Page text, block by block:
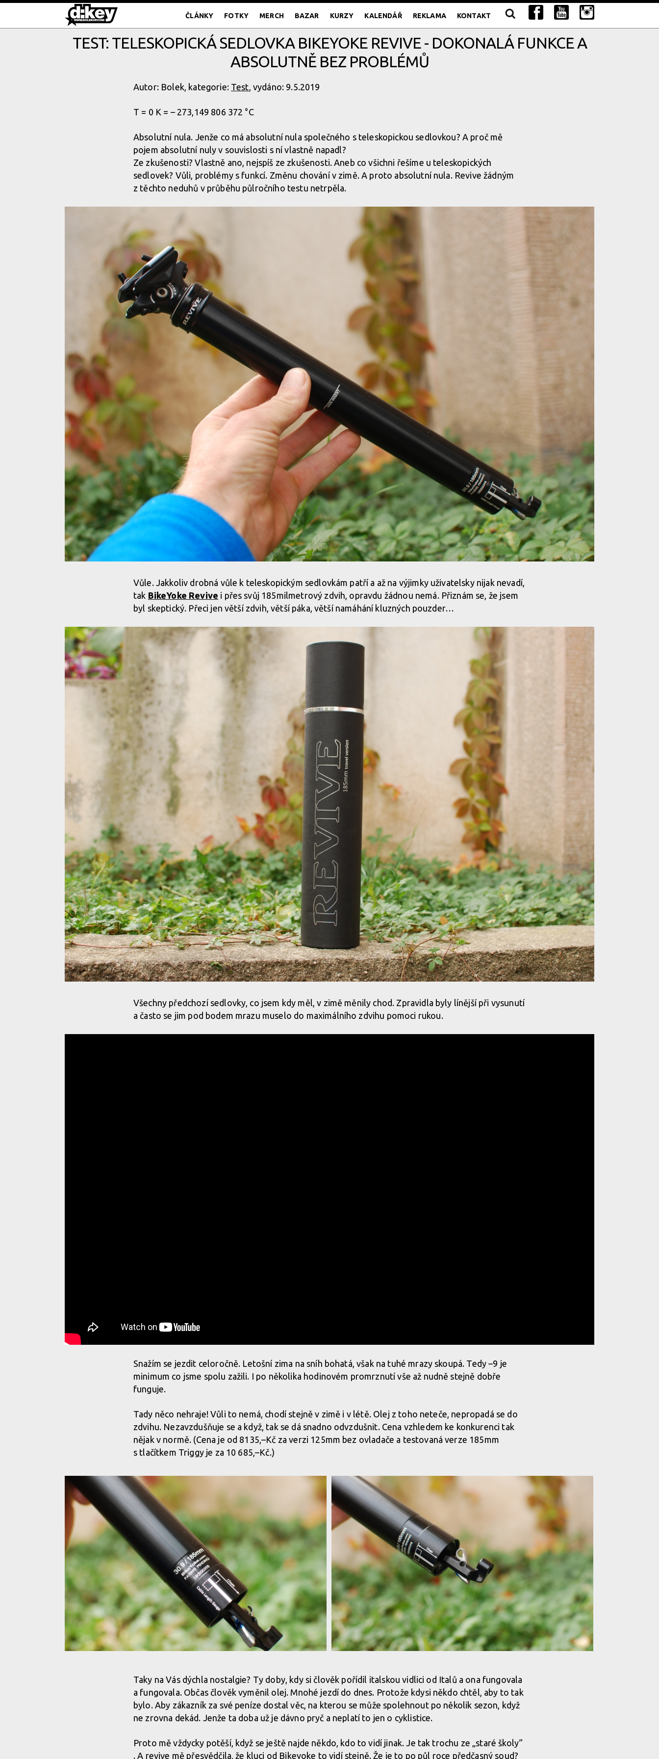
ČLÁNKY FOTKY MERCH BAZAR KURZY KALENDÁŘ REKLAMA KONTAKT
TEST: TELESKOPICKÁ SEDLOVKA BIKEYOKE REVIVE - DOKONALÁ FUNKCE A
ABSOLUTNĚ BEZ PROBLÉMŮ
Autor: Bolek, kategorie: Test, vydáno: 9.5.2019
T = 0 K = – 273,149 806 372 °C
Absolutní nula. Jenže co má absolutní nula společného s teleskopickou sedlovkou? A proč mě
pojem absolutní nuly v souvislosti s ní vlastně napadl?
Ze zkušenosti? Vlastně ano, nejspíš ze zkušenosti. Aneb co všichni řešíme u teleskopických
sedlovek? Vůli, problémy s funkcí. Změnu chování v zimě. A proto absolutní nula. Revive žádným
z těchto neduhů v průběhu půlročního testu netrpěla.
Vůle. Jakkoliv drobná vůle k teleskopickým sedlovkám patří a až na výjimky uživatelsky nijak nevadí,
tak BikeYoke Revive i přes svůj 185milmetrový zdvih, opravdu žádnou nemá. Přiznám se, že jsem
byl skeptický. Přeci jen větší zdvih, větší páka, větší namáhání kluzných pouzder…
Všechny předchozí sedlovky, co jsem kdy měl, v zimě měnily chod. Zpravidla byly línější při vysunutí
a často se jim pod bodem mrazu muselo do maximálního zdvihu pomoci rukou.
Snažím se jezdit celoročně. Letošní zima na sníh bohatá, však na tuhé mrazy skoupá. Tedy –9 je
minimum co jsme spolu zažili. I po několika hodinovém promrznutí vše až nudně stejně dobře
funguje.
Tady něco nehraje! Vůli to nemá, chodí stejně v zimě i v létě. Olej z toho neteče, nepropadá se do
zdvihu. Nezavzdušňuje se a když, tak se dá snadno odvzdušnit. Cena vzhledem ke konkurenci tak
nějak v normě. (Cena je od 8135,–Kč za verzi 125mm bez ovladače a testovaná verze 185mm
s tlačítkem Triggy je za 10 685,–Kč.)
Test: teleskopická sedlovka BikeYoke Revive - dokonalá funkce a absolutně bez
Test: teleskopická sedlovka BikeYoke Revive - dokonalá funkce a absolutně bez
problémů
Taky na Vás dýchla nostalgie? Ty doby, kdy si člověk pořídil italskou vidlici od Italů a ona fungovala
a fungovala. Občas člověk vyměnil olej. Mnohé jezdí do dnes. Protože kdysi někdo chtěl, aby to tak
bylo. Aby zákazník za své peníze dostal věc, na kterou se může spolehnout po několik sezon, když
ne zrovna dekád. Jenže ta doba už je dávno pryč a neplatí to jen o cyklistice.
Proto mě vždycky potěší, když se ještě najde někdo, kdo to vidí jinak. Je tak trochu ze „staré školy“
. A revive mě přesvědčila, že kluci od Bikeyoke to vidí stejně. Že je to po půl roce předčasný soud?